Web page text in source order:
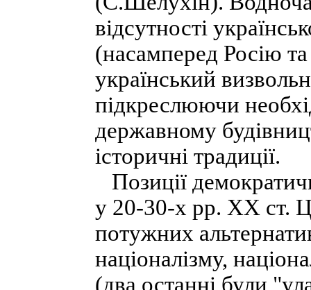
відсутності
(насамперед Росію
український
підкреслюючи
державному
історичні традиції.
Позиції
у 20-30-х pp. XX ст.
потужних
націоналізму,
(два останні були